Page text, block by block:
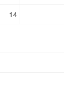
14